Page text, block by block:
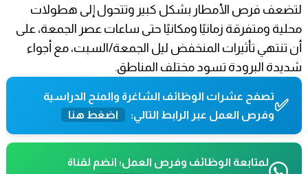
لتضعف فرص الأمطار بشكل كبير وتتحول إلى هطولات
محلية ومتفرقة زمانيًا ومكانيًا حتى ساعات عصر الجمعة، على
أن تنتهي تأثيرات المنخفض ليل الجمعة/السبت، مع أجواء
شديدة البرودة تسود مختلف المناطق.
✅تصفح عشرات الوظائف الشاغرة والمنح الدراسية
وفرص العمل عبر الرابط التالي:
اضغط هنا
لمتابعة الوظائف وفرص العمل؛ انضم لقناة